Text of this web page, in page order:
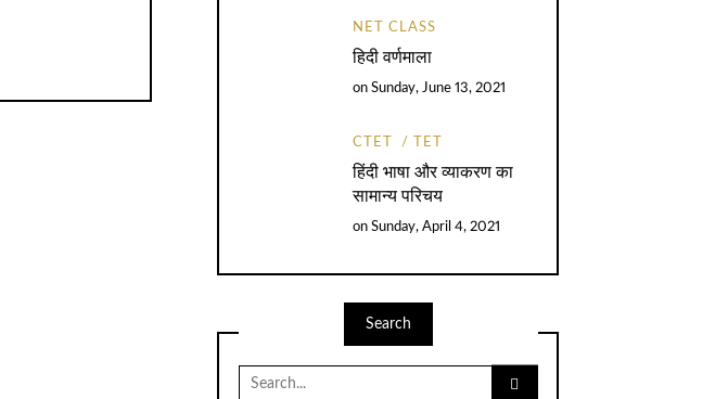
NET CLASS
हिदी वर्णमाला
on Sunday, June 13, 2021
CTET TET
हिंदी भाषा और व्याकरण का
सामान्य परिचय
on Sunday, April 4, 2021
Search
Search
for: